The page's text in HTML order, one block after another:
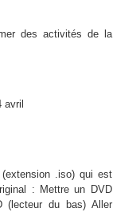
des activités de la
avril
.iso) qui est
: Mettre un DVD
(lecteur du bas) Aller